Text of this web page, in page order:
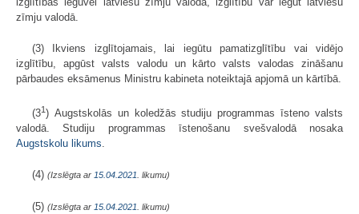
zīmju valodā.
(3) Ikviens izglītojamais, lai iegūtu pamatizglītību vai vidējo
izglītību, apgūst valsts valodu un kārto valsts valodas zināšanu
pārbaudes eksāmenus Ministru kabineta noteiktajā apjomā un kārtībā.
(31) Augstskolās un koledžās studiju programmas īsteno valsts
valodā. Studiju programmas īstenošanu svešvalodā nosaka
Augstskolu likums.
(4) (Izslēgta ar 15.04.2021 . likumu)
(5) (Izslēgta ar 15.04.2021 . likumu)